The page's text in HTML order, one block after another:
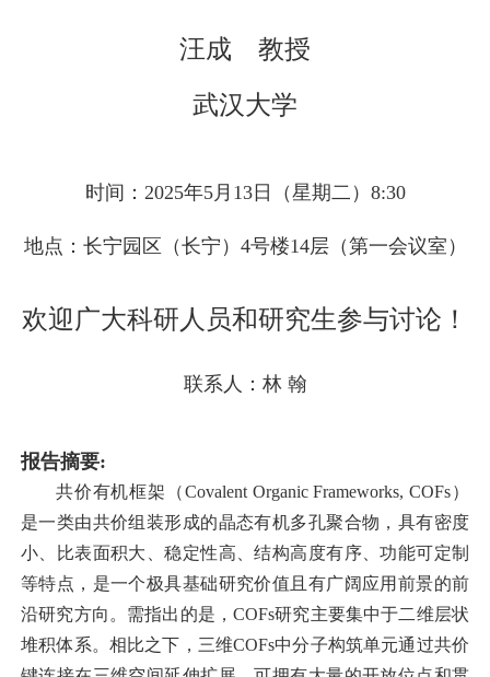
汪成 教授
武汉大学
时间：2025年5月13日（星期二）8:30
地点：长宁园区（长宁）4号楼14层（第一会议室）
欢迎广大科研人员和研究生参与讨论！
联系人：林 翰
报告摘要:
共价有机框架（Covalent Organic Frameworks, COFs）
是一类由共价组装形成的晶态有机多孔聚合物，具有密度
小、比表面积大、稳定性高、结构高度有序、功能可定制
等特点，是一个极具基础研究价值且有广阔应用前景的前
沿研究方向。需指出的是，COFs研究主要集中于二维层状
堆积体系。相比之下，三维COFs中分子构筑单元通过共价